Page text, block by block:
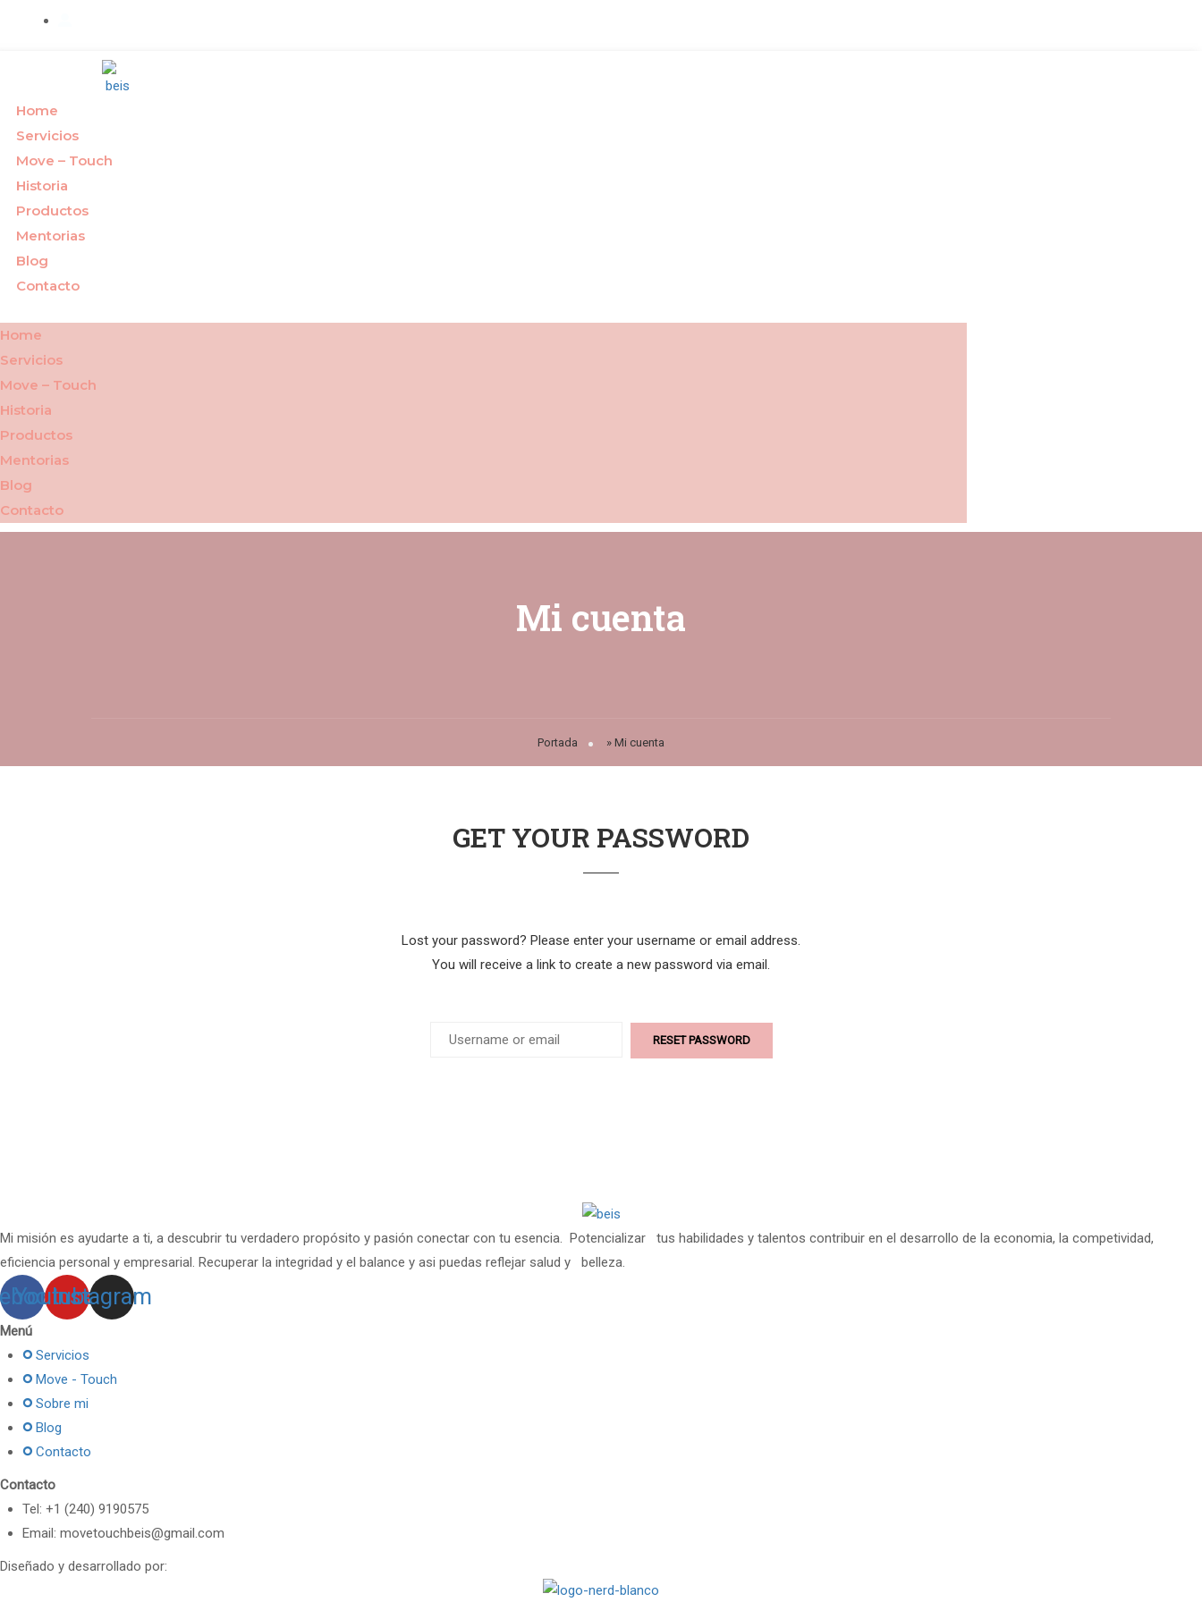
Home
Servicios
Move – Touch
Historia
Productos
Mentorias
Blog
Contacto
Home
Servicios
Move – Touch
Historia
Productos
Mentorias
Blog
Contacto
Mi cuenta
Portada » Mi cuenta
GET YOUR PASSWORD
Lost your password? Please enter your username or email address.
You will receive a link to create a new password via email.
Mi misión es ayudarte a ti, a descubrir tu verdadero propósito y pasión conectar con tu esencia. Potencializar tus habilidades y talentos contribuir en el desarrollo de la economia, la competividad,
eficiencia personal y empresarial. Recuperar la integridad y el balance y asi puedas reflejar salud y belleza.
Youtube
Instagram
Menú
Servicios
Move - Touch
Sobre mi
Blog
Contacto
Contacto
Tel: +1 (240) 9190575
Email: movetouchbeis@gmail.com
Diseñado y desarrollado por: